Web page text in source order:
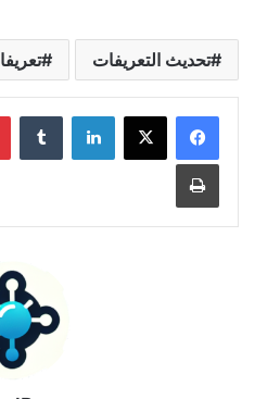
تحديث التعريفات
لينكدإن
طباعة